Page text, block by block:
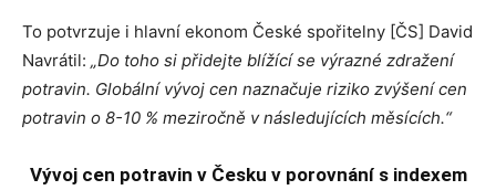
To potvrzuje i hlavní ekonom České spořitelny [ČS] David
Navrátil: „Do toho si přidejte blížící se výrazné zdražení
potravin. Globální vývoj cen naznačuje riziko zvýšení cen
potravin o 8-10 % meziročně v následujících měsících.“
Vývoj cen potravin v Česku v porovnání s indexem